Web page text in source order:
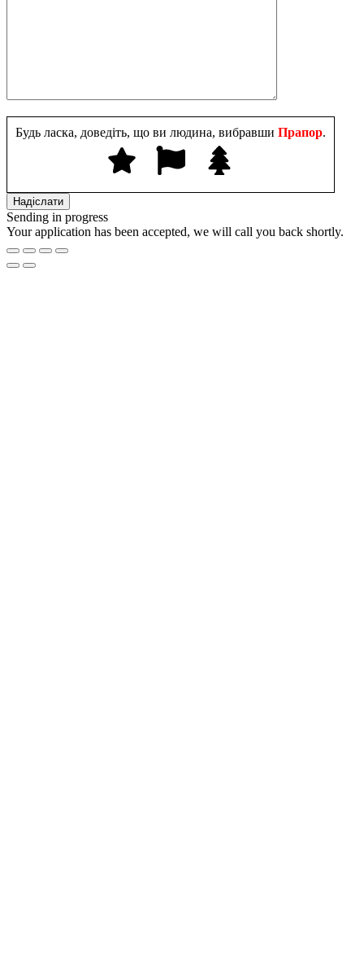
Будь ласка, доведіть, що ви людина, вибравши Прапор.
Sending in progress
Your application has been accepted, we will call you back shortly.